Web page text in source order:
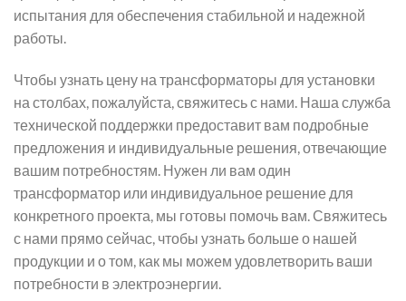
испытания для обеспечения стабильной и надежной
работы.
Чтобы узнать цену на трансформаторы для установки
на столбах, пожалуйста, свяжитесь с нами. Наша служба
технической поддержки предоставит вам подробные
предложения и индивидуальные решения, отвечающие
вашим потребностям. Нужен ли вам один
трансформатор или индивидуальное решение для
конкретного проекта, мы готовы помочь вам. Свяжитесь
с нами прямо сейчас, чтобы узнать больше о нашей
продукции и о том, как мы можем удовлетворить ваши
потребности в электроэнергии.